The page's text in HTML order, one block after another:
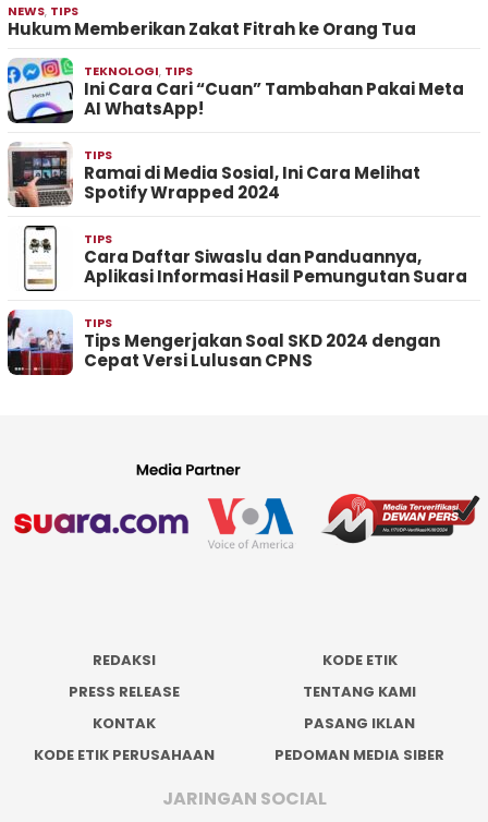
NEWS, TIPS
Hukum Memberikan Zakat Fitrah ke Orang Tua
TEKNOLOGI, TIPS
Ini Cara Cari “Cuan” Tambahan Pakai Meta
AI WhatsApp!
TIPS
Ramai di Media Sosial, Ini Cara Melihat
Spotify Wrapped 2024
TIPS
Cara Daftar Siwaslu dan Panduannya,
Aplikasi Informasi Hasil Pemungutan Suara
TIPS
Tips Mengerjakan Soal SKD 2024 dengan
Cepat Versi Lulusan CPNS
REDAKSI
KODE ETIK
PRESS RELEASE
TENTANG KAMI
KONTAK
PASANG IKLAN
KODE ETIK PERUSAHAAN
PEDOMAN MEDIA SIBER
JARINGAN SOCIAL